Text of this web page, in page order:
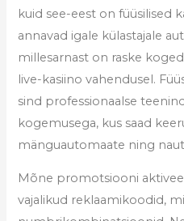
kuid see-eest on füüsilised
annavad igale külastajale
millesarnast on raske
live-kasiino vahendusel.
sind professionaalse
kogemusega, kus saad
mänguautomaate ning
Mõne promotsiooni
vajalikud reklaamikoodid,